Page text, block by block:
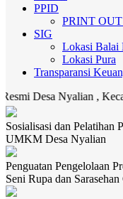
PPID
PRINT
SIG
Lokasi Balai
Lokasi Pura
Transparansi
Nyalian , Kecamatan
Sosialisasi dan Pelatihan
UMKM Desa Nyalian
Penguatan Pengelolaan
Seni Rupa dan